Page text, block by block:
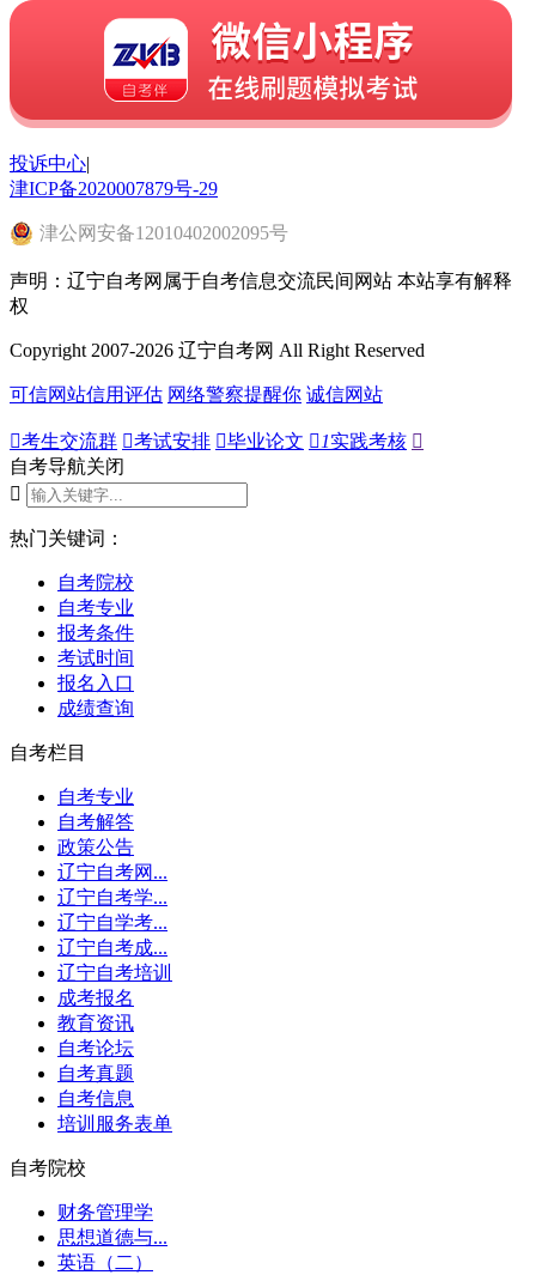
投诉中心|
津ICP备2020007879号-29
津公网安备12010402002095号
声明：辽宁自考网属于自考信息交流民间网站 本站享有解释
权
Copyright 2007-2026 辽宁自考网 All Right Reserved
可信网站信用评估 网络警察提醒你 诚信网站
考生交流群 考试安排 毕业论文  1实践考核 
自考导航关闭

热门关键词：
自考院校
自考专业
报考条件
考试时间
报名入口
成绩查询
自考栏目
自考专业
自考解答
政策公告
辽宁自考网...
辽宁自考学...
辽宁自学考...
辽宁自考成...
辽宁自考培训
成考报名
教育资讯
自考论坛
自考真题
自考信息
培训服务表单
自考院校
财务管理学
思想道德与...
英语（二）